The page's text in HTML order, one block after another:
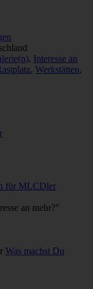
, Interesse an
, Werkstätten,
für MLCDler
an mehr?"
Was machst Du